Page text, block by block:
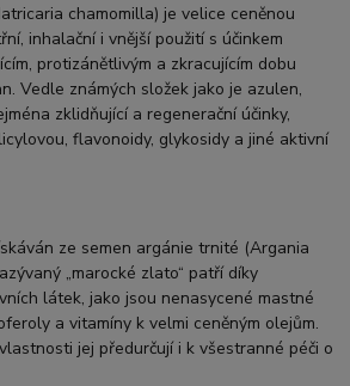
chamomilla) je velice ceněnou
inhalační i vnější použití s účinkem
protizánětlivým a zkracujícím dobu
Vedle známých složek jako je azulen,
zklidňující a regenerační účinky,
flavonoidy, glykosidy a jiné aktivní
ze semen argánie trnité (Argania
„marocké zlato“ patří díky
látek, jako jsou nenasycené mastné
a vitamíny k velmi ceněným olejům.
jej předurčují i k všestranné péči o